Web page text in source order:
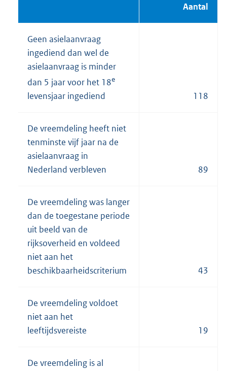
Aantal
Geen asielaanvraag
ingediend dan wel de
asielaanvraag is minder
dan 5 jaar voor het 18e
levensjaar ingediend 118
De vreemdeling heeft niet
tenminste vijf jaar na de
asielaanvraag in
Nederland verbleven
89
De vreemdeling was langer
dan de toegestane periode
uit beeld van de
rijksoverheid en voldeed
niet aan het
beschikbaarheidscriterium
43
De vreemdeling voldoet
niet aan het
leeftijdsvereiste
19
De vreemdeling is al